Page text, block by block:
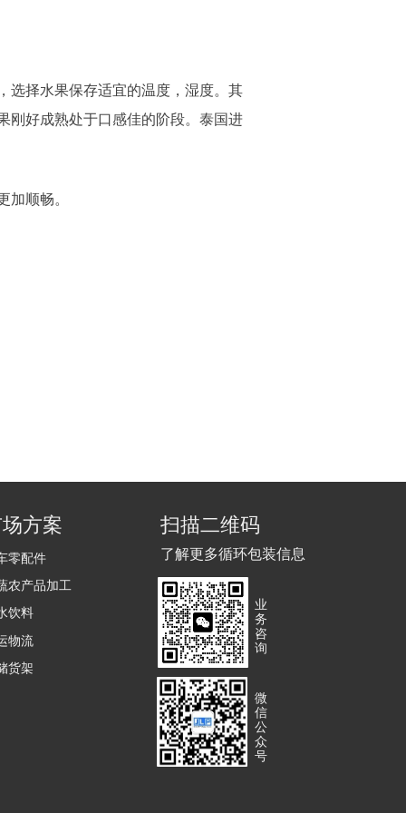
选择水果保存适宜的温度，湿度。其
刚好成熟处于口感佳的阶段。泰国进
加顺畅。
扫描二维码
了解更多循环包装信息
微
信
公
众
号
业
务
咨
询
方案
零配件
农产品加工
饮料
物流
货架